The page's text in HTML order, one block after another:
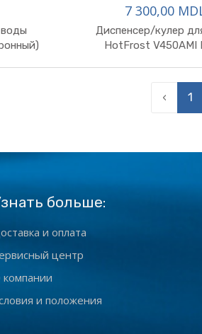
7 300,00
Диспенсер/кулер
HotFrost V450AMI
В корзину
‹ 1
больше:
и оплата
центр
и положения